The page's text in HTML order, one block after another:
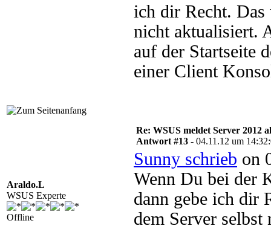
ich dir Recht. Das
nicht aktualisiert.
auf der Startseite
einer Client
Araldo.L
WSUS Experte
Offline
Re: WSUS meldet Server 2012
Antwort #13 - 04.11.12 um
Sunny schrieb on
Wenn Du bei der
dann gebe ich dir
dem Server